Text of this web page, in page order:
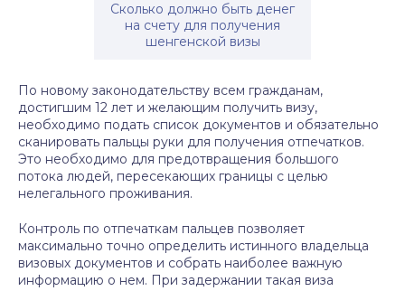
Cколько должно быть денег
на счету для получения
шенгенской визы
По новому законодательству всем гражданам,
достигшим 12 лет и желающим получить визу,
необходимо подать список документов и обязательно
сканировать пальцы руки для получения отпечатков.
Это необходимо для предотвращения большого
потока людей, пересекающих границы с целью
нелегального проживания.
Контроль по отпечаткам пальцев позволяет
максимально точно определить истинного владельца
визовых документов и собрать наиболее важную
информацию о нем. При задержании такая виза